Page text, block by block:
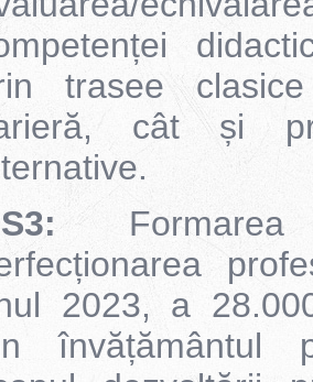
trasee
cât și
2023, a
învățământul